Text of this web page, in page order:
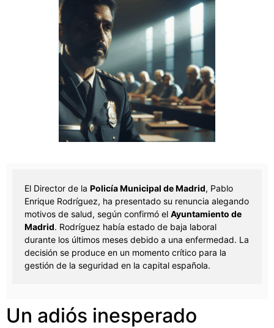
El Director de la Policía Municipal de Madrid, Pablo
Enrique Rodríguez, ha presentado su renuncia alegando
motivos de salud, según confirmó el Ayuntamiento de
Madrid. Rodríguez había estado de baja laboral
durante los últimos meses debido a una enfermedad. La
decisión se produce en un momento crítico para la
gestión de la seguridad en la capital española.
Un adiós inesperado